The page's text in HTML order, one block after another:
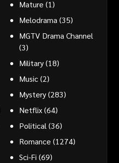
Mature (1)
Melodrama(35)
MGTV Drama Channel
(3)
Military(18)
Music(2)
Mystery(283)
Netflix(64)
Political(36)
Romance (1274)
Sci-Fi (69)